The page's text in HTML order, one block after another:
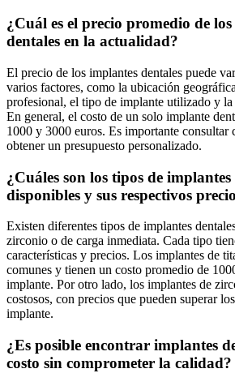
¿Cuál es el precio promedio de
dentales en la actualidad?
El precio de los implantes dentales puede
varios factores, como la ubicación
profesional, el tipo de implante utilizado y
En general, el costo de un solo implante
1000 y 3000 euros. Es importante consultar
obtener un presupuesto personalizado.
¿Cuáles son los tipos de implantes
disponibles y sus respectivos
Existen diferentes tipos de implantes
zirconio o de carga inmediata. Cada tipo
características y precios. Los implantes de
comunes y tienen un costo promedio de
implante. Por otro lado, los implantes de
costosos, con precios que pueden superar
implante.
¿Es posible encontrar implantes
costo sin comprometer la calidad?